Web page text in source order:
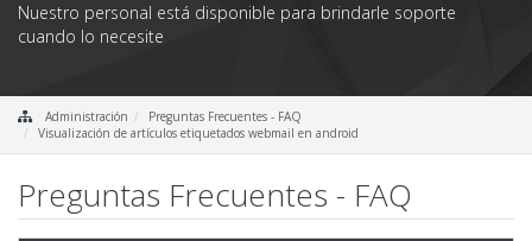
Nuestro personal está disponible para brindarle soporte
cuando lo necesite
Administración
Preguntas Frecuentes - FAQ
Visualización de artículos etiquetados webmail en android
Preguntas Frecuentes - FAQ